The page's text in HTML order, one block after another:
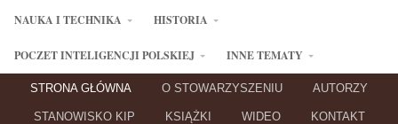
NAUKA I TECHNIKA HISTORIA
POCZET INTELIGENCJI POLSKIEJ INNE TEMATY
STRONA GŁÓWNA O STOWARZYSZENIU AUTORZY
STANOWISKO KIP KSIĄŻKI WIDEO KONTAKT